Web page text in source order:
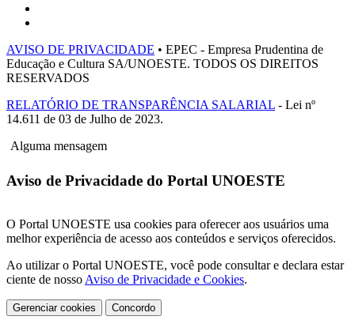
AVISO DE PRIVACIDADE • EPEC - Empresa Prudentina de
Educação e Cultura SA/UNOESTE. TODOS OS DIREITOS
RESERVADOS
RELATÓRIO DE TRANSPARÊNCIA SALARIAL - Lei nº
14.611 de 03 de Julho de 2023.
Alguma mensagem
Aviso de Privacidade do Portal UNOESTE
O Portal UNOESTE usa cookies para oferecer aos usuários uma
melhor experiência de acesso aos conteúdos e serviços oferecidos.
Ao utilizar o Portal UNOESTE, você pode consultar e declara estar
ciente de nosso Aviso de Privacidade e Cookies.
Gerenciar cookies Concordo